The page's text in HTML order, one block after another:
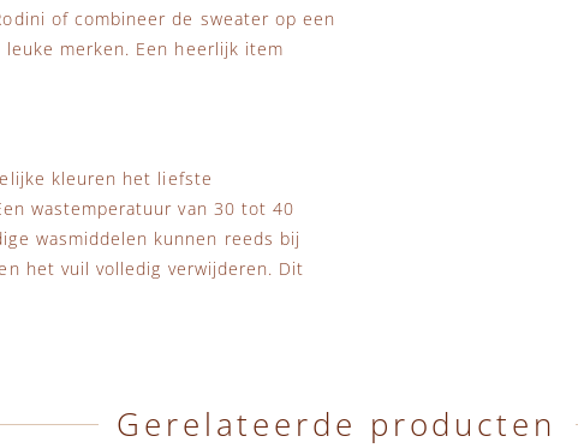
of combineer de sweater op een
merken. Een heerlijk item
kleuren het liefste
wastemperatuur van 30 tot 40
wasmiddelen kunnen reeds bij
het vuil volledig verwijderen. Dit
Gerelateerde producten